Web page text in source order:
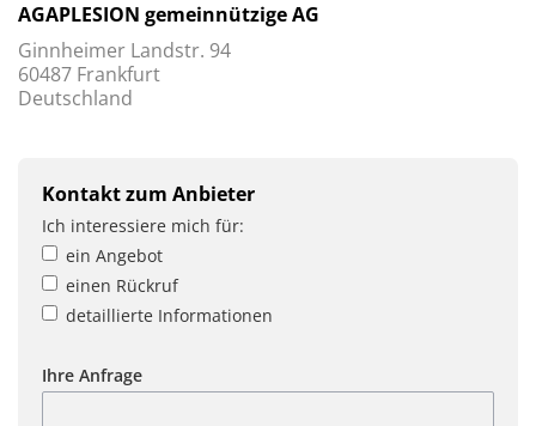
AGAPLESION gemeinnützige AG
Ginnheimer Landstr. 94
60487 Frankfurt
Deutschland
Kontakt zum Anbieter
Ich interessiere mich für:
ein Angebot
einen Rückruf
detaillierte Informationen
Ihre Anfrage